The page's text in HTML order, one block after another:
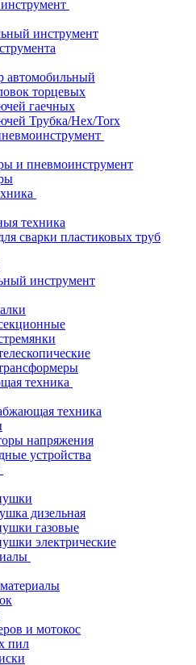
инструмент
автомобильный
торцевых
гаечных
Трубка/Hex/Torx
и пневмоинструмент
техника
сварки пластиковых труб
инструмент
техника
техника
напряжения
устройства
дизельная
газовые
электрические
и мотокос
пил